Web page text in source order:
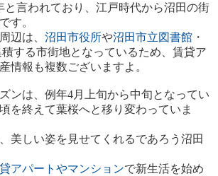
と言われており、江戸時代から沼田の街
す。
辺は、 沼田市役所や沼田市立図書館・
する市街地となっているため、賃貸ア
情報も複数ございますよ。
ンは、例年4月上旬から中旬となってい
を終えて葉桜へと移り変わっていま
美しい姿を見せてくれるであろう沼田
アパートやマンションで新生活を始め